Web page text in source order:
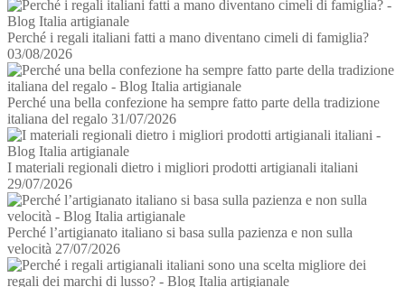
Perché i regali italiani fatti a mano diventano cimeli di famiglia?
03/08/2026
Perché una bella confezione ha sempre fatto parte della tradizione
italiana del regalo 31/07/2026
I materiali regionali dietro i migliori prodotti artigianali italiani
29/07/2026
Perché l’artigianato italiano si basa sulla pazienza e non sulla
velocità 27/07/2026